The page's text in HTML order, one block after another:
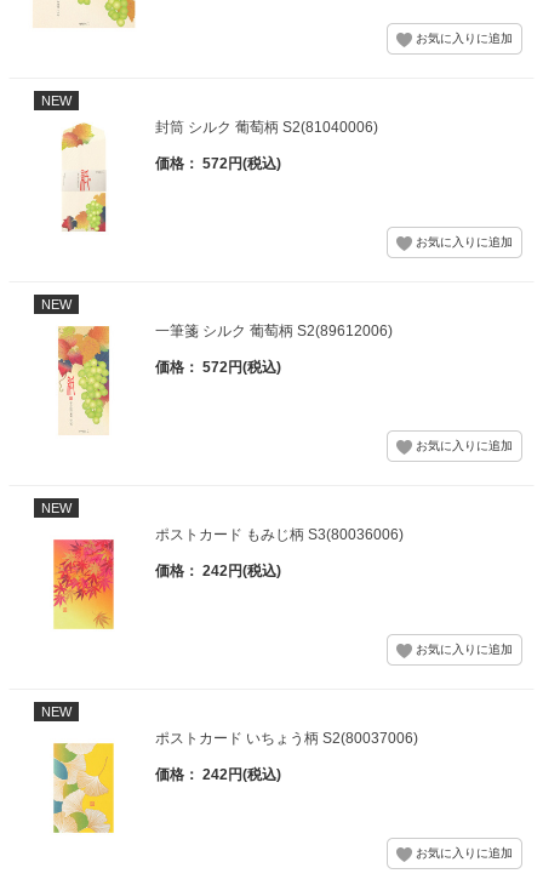
NEW
封筒 シルク 葡萄柄 S2(81040006)
価格： 572円(税込)
NEW
一筆箋 シルク 葡萄柄 S2(89612006)
価格： 572円(税込)
NEW
ポストカード もみじ柄 S3(80036006)
価格： 242円(税込)
NEW
ポストカード いちょう柄 S2(80037006)
価格： 242円(税込)